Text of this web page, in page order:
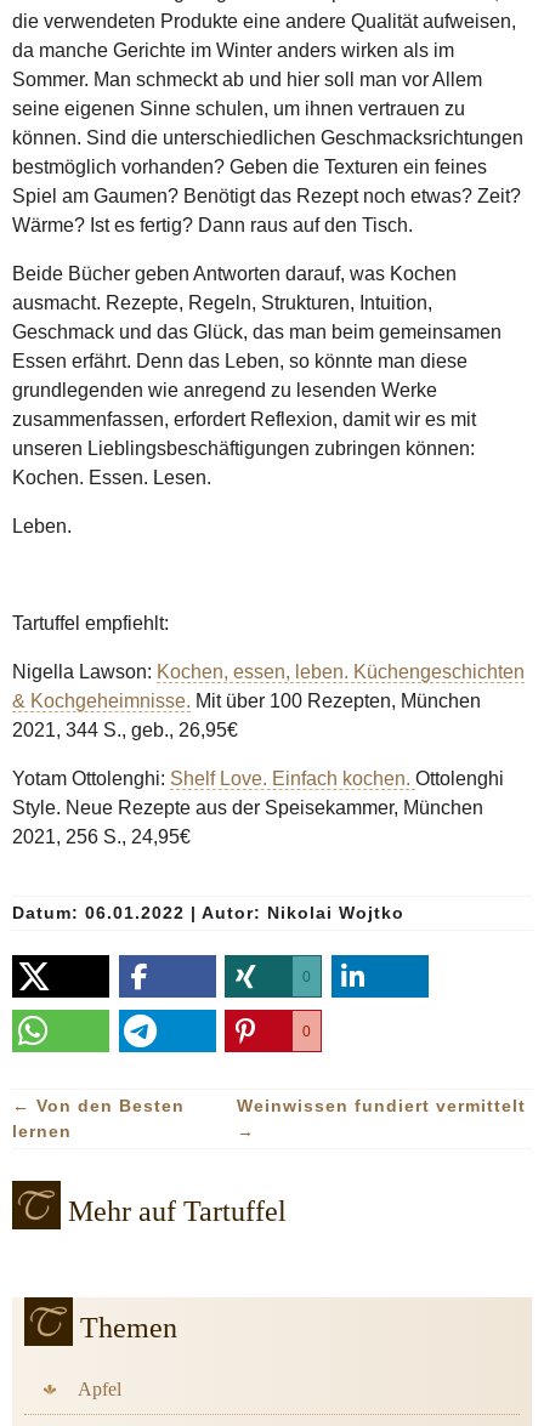
die verwendeten Produkte eine andere Qualität aufweisen,
da manche Gerichte im Winter anders wirken als im
Sommer. Man schmeckt ab und hier soll man vor Allem
seine eigenen Sinne schulen, um ihnen vertrauen zu
können. Sind die unterschiedlichen Geschmacksrichtungen
bestmöglich vorhanden? Geben die Texturen ein feines
Spiel am Gaumen? Benötigt das Rezept noch etwas? Zeit?
Wärme? Ist es fertig? Dann raus auf den Tisch.
Beide Bücher geben Antworten darauf, was Kochen
ausmacht. Rezepte, Regeln, Strukturen, Intuition,
Geschmack und das Glück, das man beim gemeinsamen
Essen erfährt. Denn das Leben, so könnte man diese
grundlegenden wie anregend zu lesenden Werke
zusammenfassen, erfordert Reflexion, damit wir es mit
unseren Lieblingsbeschäftigungen zubringen können:
Kochen. Essen. Lesen.
Leben.
Tartuffel empfiehlt:
Nigella Lawson: Kochen, essen, leben. Küchengeschichten
& Kochgeheimnisse. Mit über 100 Rezepten, München
2021, 344 S., geb., 26,95€
Yotam Ottolenghi: Shelf Love. Einfach kochen. Ottolenghi
Style. Neue Rezepte aus der Speisekammer, München
2021, 256 S., 24,95€
Datum: 06.01.2022 | Autor: Nikolai Wojtko
0
0
← Von den Besten
lernen
Weinwissen fundiert vermittelt
→
Mehr auf Tartuffel
Themen
Apfel